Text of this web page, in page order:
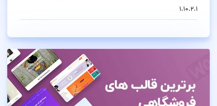
1.10.2.1